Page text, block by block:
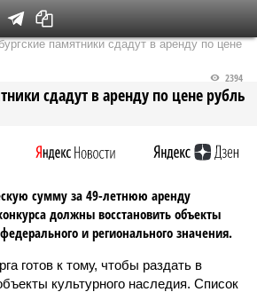
Версия на Неве
памятники сдадут в аренду по цене
сдадут в аренду по цене рубль
2394
сумму за 49-летнюю аренду
должны восстановить объекты
и регионального значения.
готов к тому, чтобы раздать в
культурного наследия. Список